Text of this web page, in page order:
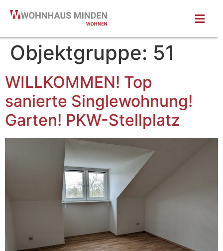
Objektgruppe: 51
WILLKOMMEN! Top
sanierte Singlewohnung!
Garten! PKW-Stellplatz